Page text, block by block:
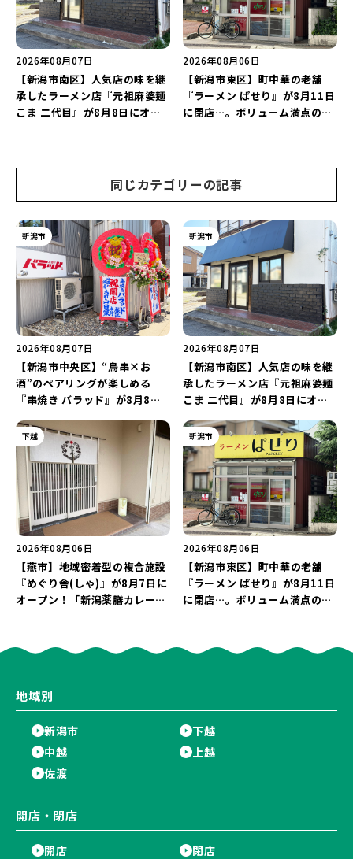
2026年08月07日
【新潟市南区】人気店の味を継
承したラーメン店『元祖麻婆麺
こま 二代目』が8月8日にオー
2026年08月06日
【新潟市東区】町中華の老舗
『ラーメン ぱせり』が8月11日
に閉店…。ボリューム満点の名
同じカテゴリーの記事
新潟市
2026年08月07日
【新潟市中央区】“鳥串×お
酒”のペアリングが楽しめる
『串焼き バラッド』が8月8日
インアップ♪
新潟市
2026年08月07日
【新潟市南区】人気店の味を継
承したラーメン店『元祖麻婆麺
こま 二代目』が8月8日にオー
た「麻婆麺」を復刻♪
下越
2026年08月06日
【燕市】地域密着型の複合施設
『めぐり舎(しゃ)』が8月7日に
オープン！「新潟薬膳カレー
う♪
新潟市
2026年08月06日
【新潟市東区】町中華の老舗
『ラーメン ぱせり』が8月11日
に閉店…。ボリューム満点の名
地域別
新潟市
下越
中越
上越
佐渡
開店・閉店
開店 閉店